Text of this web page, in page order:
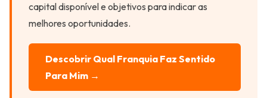
capital disponível e objetivos para indicar as
melhores oportunidades.
Descobrir Qual Franquia Faz Sentido
Para Mim →